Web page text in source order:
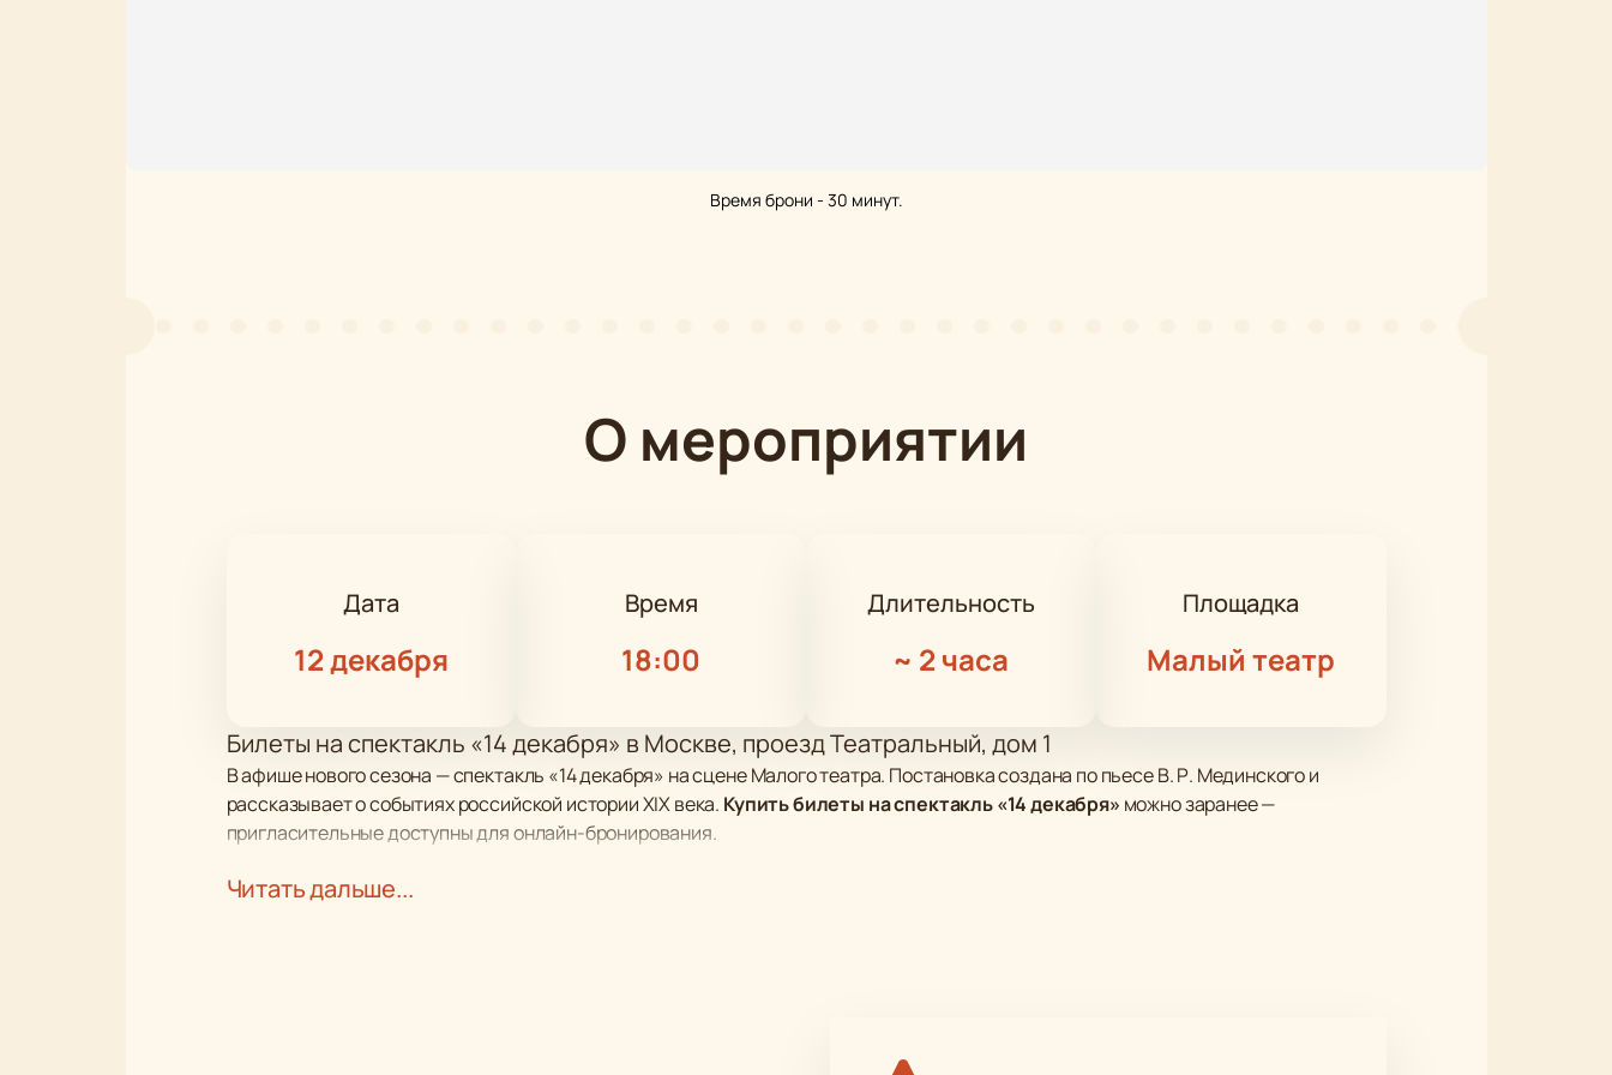
Время брони - 30 минут.
О мероприятии
Дата
12 декабря
Время
18:00
Длительность
~ 2 часа
Площадка
Малый театр
Билеты на спектакль «14 декабря» в Москве, проезд Театральный, дом 1
В афише нового сезона — спектакль «14 декабря» на сцене Малого театра. Постановка создана по пьесе В. Р. Мединского и
рассказывает о событиях российской истории XIX века. Купить билеты на спектакль «14 декабря» можно заранее —
пригласительные доступны для онлайн-бронирования.
Сюжет
Читать дальше...